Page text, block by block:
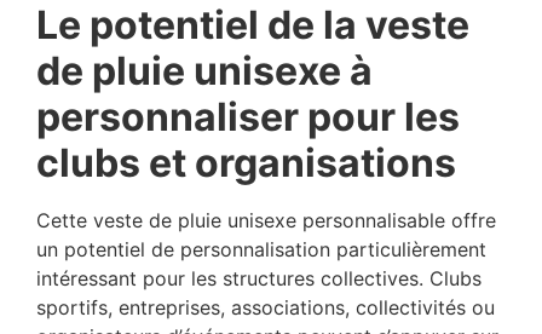
Le potentiel de la veste
de pluie unisexe à
personnaliser pour les
clubs et organisations
Cette veste de pluie unisexe personnalisable offre
un potentiel de personnalisation particulièrement
intéressant pour les structures collectives. Clubs
sportifs, entreprises, associations, collectivités ou